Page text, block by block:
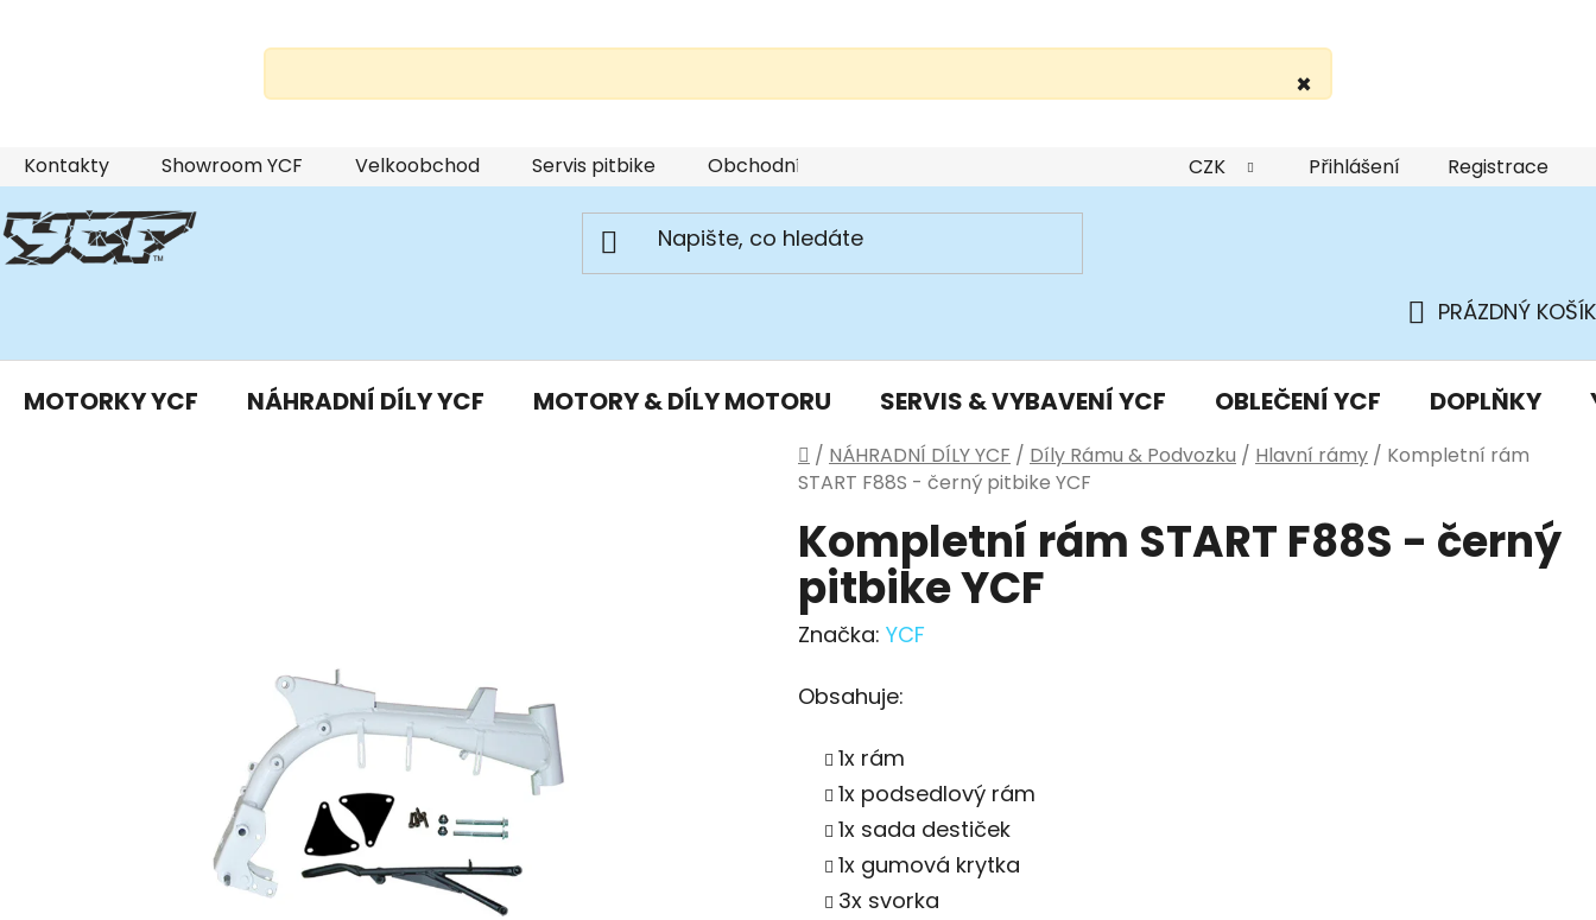
×
Přejít
na
obsah
Kontakty Showroom YCF Velkoobchod Servis pitbike Obchodní podmínky Podmínky ochrany osobních údajů
CZK Přihlášení Registrace
KOŠÍK
PRÁZDNÝ KOŠÍK
MOTORKY YCF NÁHRADNÍ DÍLY YCF MOTORY & DÍLY MOTORU SERVIS & VYBAVENÍ YCF OBLEČENÍ YCF DOPLŇKY
Domů
/ NÁHRADNÍ DÍLY YCF / Díly Rámu & Podvozku / Hlavní rámy / Kompletní rám
START F88S - černý pitbike YCF
Kompletní rám START F88S - černý
pitbike YCF
Značka: YCF
Obsahuje:
1x rám
1x podsedlový rám
1x sada destiček
1x gumová krytka
3x svorka